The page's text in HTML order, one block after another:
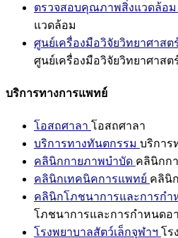
ตรวจสอบคุณภาพสิ่งแวดล้อม
แวดล้อม
ศูนย์เครื่องมือวิจัยวิทยาศาสต
ศูนย์เครื่องมือวิจัยวิทยาศาสต
บริการทางการแพทย์
โอสถศาลา โอสถศาลา
บริการทางทันตกรรม บริการ
คลินิกกายภาพบำบัด คลินิกก
คลินิกเทคนิคการแพทย์ คลินิ
คลินิกโภชนาการและการกำ
โภชนาการและการกำหนดอ
โรงพยาบาลสัตว์เล็กจุฬาฯ โร